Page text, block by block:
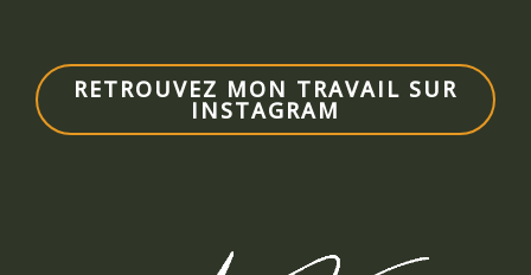
RETROUVEZ MON TRAVAIL SUR
INSTAGRAM